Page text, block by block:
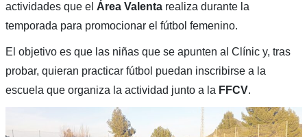
actividades que el Área Valenta realiza durante la
temporada para promocionar el fútbol femenino.
El objetivo es que las niñas que se apunten al Clínic y, tras
probar, quieran practicar fútbol puedan inscribirse a la
escuela que organiza la actividad junto a la FFCV.